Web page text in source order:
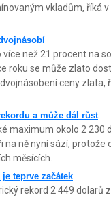
vkladům, říká
než 21 procent na
roku se může zlato
ceny zlata,
a může dál růst
maximum okolo 2 230
ně nyní sází, protože
měsících.
teprve začátek
rekord 2 449 dolarů